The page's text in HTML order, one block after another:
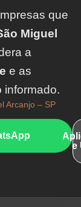
que
Miguel
a
e as
informado.
Arcanjo – SP
e